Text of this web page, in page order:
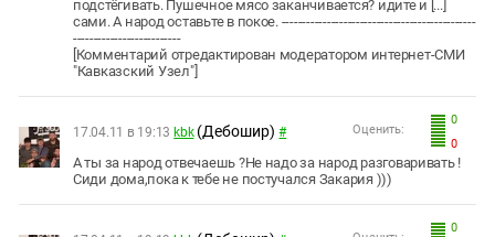
подстёгивать. Пушечное мясо заканчивается? идите и [...]
сами. А народ оставьте в покое. -----------------------------------------------
--------------------------
[Комментарий отредактирован модератором интернет-СМИ
"Кавказский Узел"]
0
0
Оценить:
17.04.11 в 19:13 kbk (Дебошир) #
А ты за народ отвечаешь ?Не надо за народ разговаривать !
Сиди дома,пока к тебе не постучался Закария )))
0